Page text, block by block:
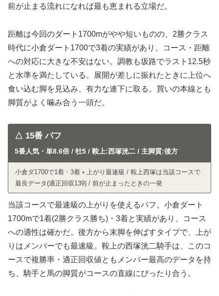
前が止まる流れになれば最も恵まれる立場だ。
距離は今回のダート1700mがやや短いものの、2勝クラス
時代に小倉ダート1700で3着の実績があり、コース・距離
への対応に大きな不安はない。調教も坂路でラスト12.5秒
と水準を満たしている。展開が差しに振れたときに上位へ
食い込む脚を見込み、有力な連下に取る。買いの本線とも
脚質がよく噛み合う一頭だ。
△ 15番 パフ
5番人気・単8.6倍 / 牡5 / 鞍上:西塚洸二 / 主脚質:後方
小倉ダ1700で1着・3着＋上がり最速級 / 鞍上西塚は当該コースで
最良データ(適正回収139) / 前が止まったときの一発
当該コースで最速級の上がりを使えるパフ。小倉ダート
1700mで1着(2勝クラス勝ち)・3着と実績があり、コース
への適性は確かだ。後方から末脚を伸ばすタイプで、上が
りはメンバーでも最速級。鞍上の西塚洸二騎手は、このコ
ースで複勝率・適正回収値ともメンバー最高のデータを持
ち、騎手と馬の脚質がコースの直線にぴったり合う。